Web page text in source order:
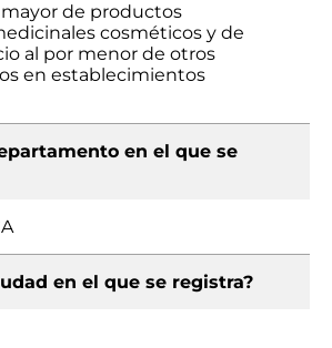
de productos
cosméticos y de
al por menor de otros
en establecimientos
en el que se
en el que se registra?